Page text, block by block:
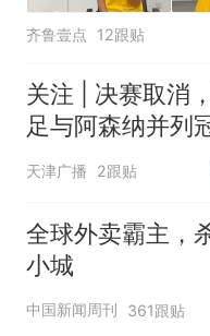
齐鲁壹点 12跟贴
关注 | 决赛取消
足与阿森纳并列
天津广播 2跟贴
全球外卖霸主，
小城
中国新闻周刊 361跟贴